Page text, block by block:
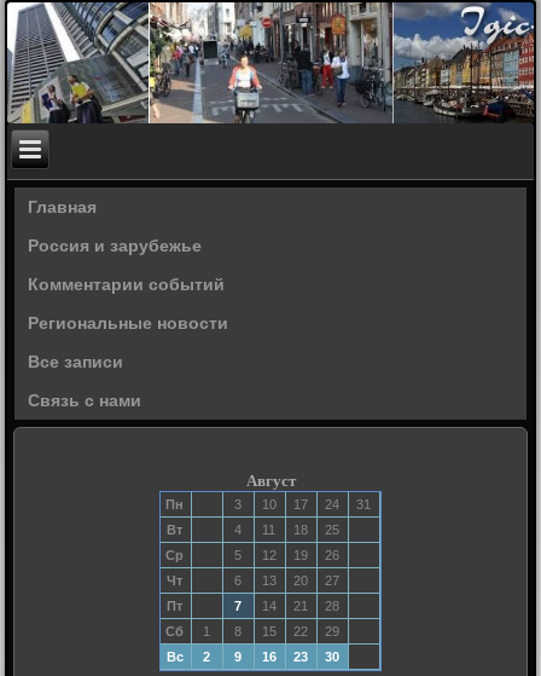
Главная
Россия и зарубежье
Комментарии событий
Региональные новости
Все записи
Связь с нами
Август
Пн 3 10 17 24
31
Вт
4 11 18
25
Ср
5 12 19
26
Чт
6 13 20
27
Пт
7 14 21
28
Сб
1 8 15 22
29
Вс
2 9 16 23 30